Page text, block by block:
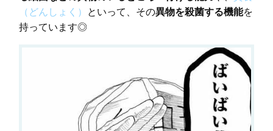
（どんしょく）
といって、その異物を殺菌する機能を
持っています◎